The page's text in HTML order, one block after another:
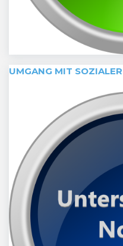
UMGANG MIT